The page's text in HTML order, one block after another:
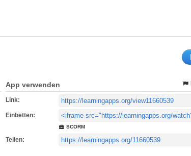
App verwenden
Link:
Einbetten:
SCORM
Teilen: